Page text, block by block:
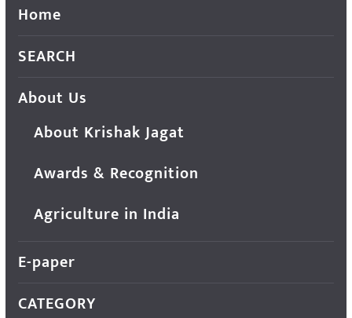
Home
SEARCH
About Us
About Krishak Jagat
Awards & Recognition
Agriculture in India
E-paper
CATEGORY